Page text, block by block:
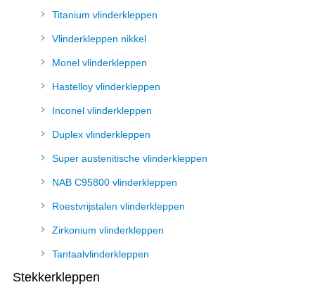
Titanium vlinderkleppen
Vlinderkleppen nikkel
Monel vlinderkleppen
Hastelloy vlinderkleppen
Inconel vlinderkleppen
Duplex vlinderkleppen
Super austenitische vlinderkleppen
NAB C95800 vlinderkleppen
Roestvrijstalen vlinderkleppen
Zirkonium vlinderkleppen
Tantaalvlinderkleppen
Stekkerkleppen